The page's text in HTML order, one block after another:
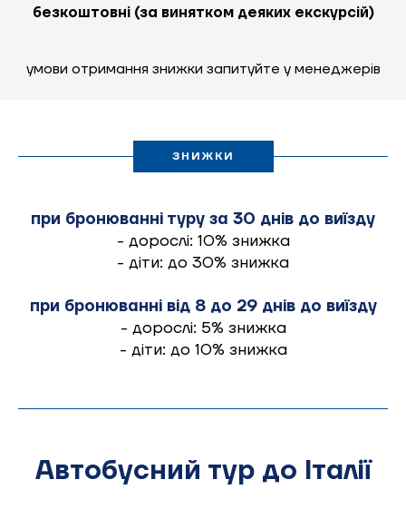
безкоштовні (за винятком деяких екскурсій)
умови отримання знижки запитуйте у менеджерів
ЗНИЖКИ
при бронюванні туру за 30 днів до виїзду
- дорослі: 10% знижка
- діти: до 30% знижка
при бронюванні від 8 до 29 днів до виїзду
- дорослі: 5% знижка
- діти: до 10% знижка
Автобусний тур до Італії